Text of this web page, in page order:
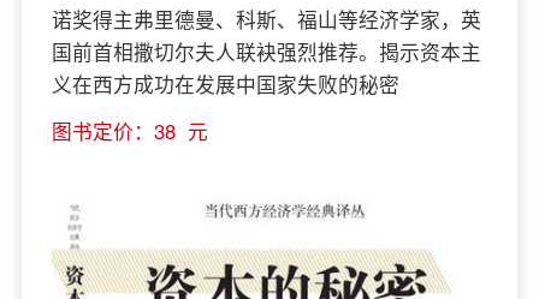
诺奖得主弗里德曼、科斯、福山等经济学家，英
国前首相撒切尔夫人联袂强烈推荐。揭示资本主
义在西方成功在发展中国家失败的秘密
图书定价：38 元